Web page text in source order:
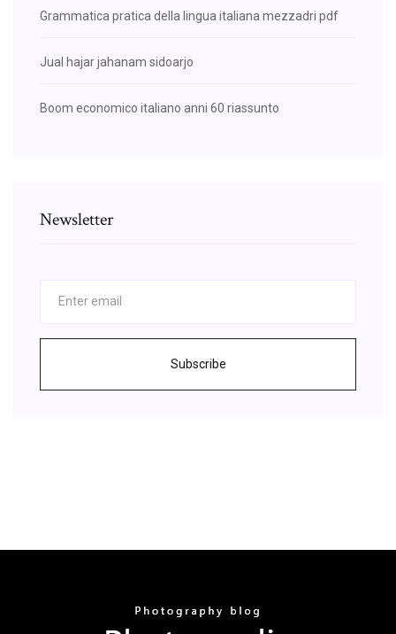
Grammatica pratica della lingua italiana mezzadri pdf
Jual hajar jahanam sidoarjo
Boom economico italiano anni 60 riassunto
Newsletter
Subscribe